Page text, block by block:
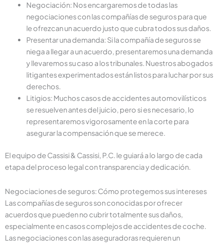
Negociación: Nos encargaremos de todas las
negociaciones con las compañías de seguros para que
le ofrezcan un acuerdo justo que cubra todos sus daños.
Presentar una demanda: Si la compañía de seguros se
niega a llegar a un acuerdo, presentaremos una demanda
y llevaremos su caso a los tribunales. Nuestros abogados
litigantes experimentados están listos para luchar por sus
derechos.
Litigios: Muchos casos de accidentes automovilísticos
se resuelven antes del juicio, pero si es necesario, lo
representaremos vigorosamente en la corte para
asegurar la compensación que se merece.
El equipo de Cassisi & Cassisi, P.C. le guiará a lo largo de cada
etapa del proceso legal con transparencia y dedicación.
Negociaciones de seguros: Cómo protegemos sus intereses
Las compañías de seguros son conocidas por ofrecer
acuerdos que pueden no cubrir totalmente sus daños,
especialmente en casos complejos de accidentes de coche.
Las negociaciones con las aseguradoras requieren un